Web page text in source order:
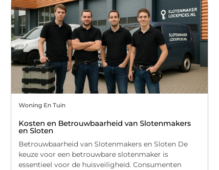
Woning En Tuin
Kosten en Betrouwbaarheid van Slotenmakers
en Sloten
Betrouwbaarheid van Slotenmakers en Sloten De
keuze voor een betrouwbare slotenmaker is
essentieel voor de huisveiligheid. Consumenten